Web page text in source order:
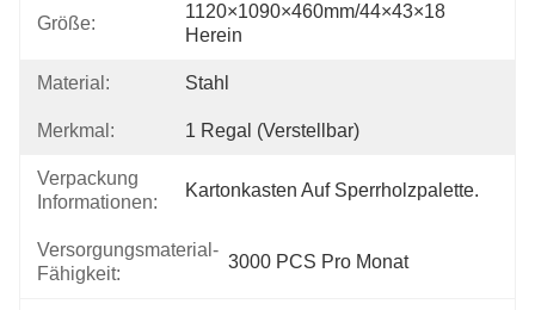
Größe:
1120×1090×460mm/44×43×18
Herein
Material: Stahl
Merkmal: 1 Regal (verstellbar)
Verpackung
Informationen:
Kartonkasten Auf Sperrholzpalette.
Versorgungsmaterial-
Fähigkeit:
3000 PCS Pro Monat